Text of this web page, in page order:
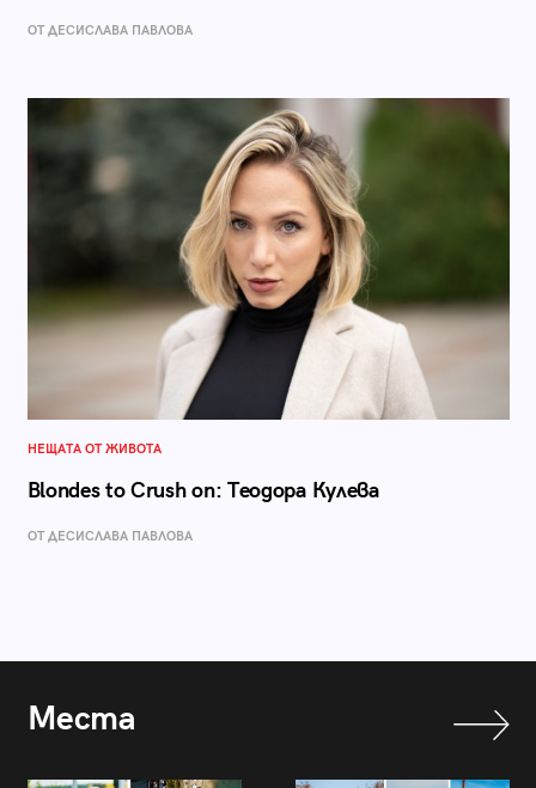
ОТ ДЕСИСЛАВА ПАВЛОВА
НЕЩАТА ОТ ЖИВОТА
Blondes to Crush on: Теодора Кулева
ОТ ДЕСИСЛАВА ПАВЛОВА
Места